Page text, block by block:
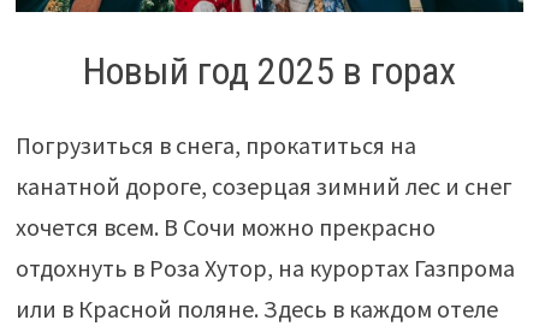
Новый год 2025 в горах
Погрузиться в снега, прокатиться на
канатной дороге, созерцая зимний лес и снег
хочется всем. В Сочи можно прекрасно
отдохнуть в Роза Хутор, на курортах Газпрома
или в Красной поляне. Здесь в каждом отеле